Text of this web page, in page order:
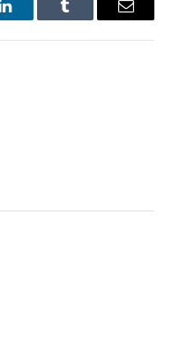
LinkedInTumblr Email